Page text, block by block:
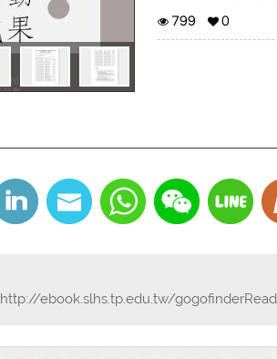
799
0
http://ebook.slhs.tp.edu.tw/